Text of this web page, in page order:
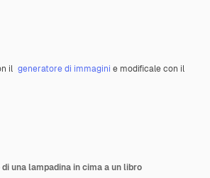
il generatore di immagini e modificale con il
una lampadina in cima a un libro